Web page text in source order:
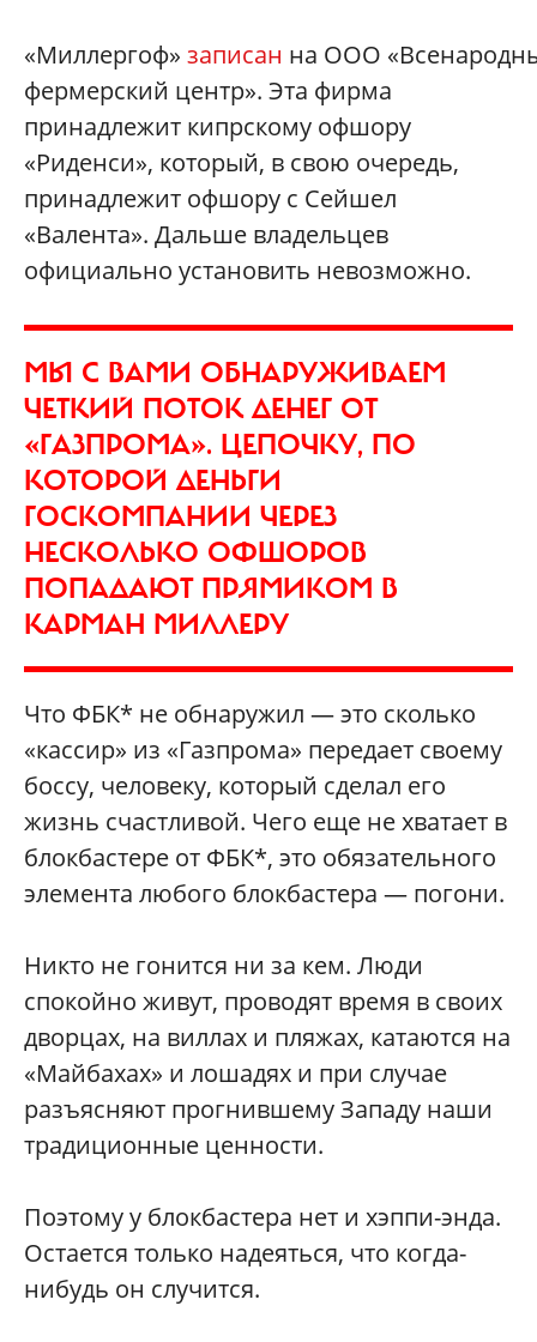
«Миллергоф» записан на ООО
фермерский центр». Эта фирма
принадлежит кипрскому офшору
«Риденси», который, в свою очередь,
принадлежит офшору с Сейшел
«Валента». Дальше владельцев
официально установить невозможно.
МЫ С ВАМИ ОБНАРУЖИВАЕМ
ЧЕТКИЙ ПОТОК ДЕНЕГ ОТ
«ГАЗПРОМА». ЦЕПОЧКУ, ПО
КОТОРОЙ ДЕНЬГИ
ГОСКОМПАНИИ ЧЕРЕЗ
НЕСКОЛЬКО ОФШОРОВ
ПОПАДАЮТ ПРЯМИКОМ В
КАРМАН МИЛЛЕРУ
Что ФБК* не обнаружил — это сколько
«кассир» из «Газпрома» передает своему
боссу, человеку, который сделал его
жизнь счастливой. Чего еще не хватает в
блокбастере от ФБК*, это обязательного
элемента любого блокбастера — погони.
Никто не гонится ни за кем. Люди
спокойно живут, проводят время в своих
дворцах, на виллах и пляжах, катаются на
«Майбахах» и лошадях и при случае
разъясняют прогнившему Западу наши
традиционные ценности.
Поэтому у блокбастера нет и хэппи-энда.
Остается только надеяться, что когда-
нибудь он случится.